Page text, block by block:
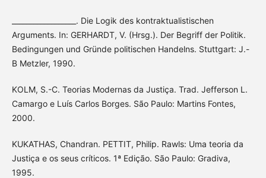
__________________. Die Logik des kontraktualistischen
Arguments. In: GERHARDT, V. (Hrsg.). Der Begriff der Politik.
Bedingungen und Gründe politischen Handelns. Stuttgart: J.-
B Metzler, 1990.
KOLM, S.-C. Teorias Modernas da Justiça. Trad. Jefferson L.
Camargo e Luís Carlos Borges. São Paulo: Martins Fontes,
2000.
KUKATHAS, Chandran. PETTIT, Philip. Rawls: Uma teoria da
Justiça e os seus críticos. 1ª Edição. São Paulo: Gradiva,
1995.